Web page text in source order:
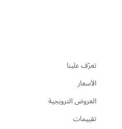
تعرّف علينا
الأسعار
العروض الترويجية
تقييمات